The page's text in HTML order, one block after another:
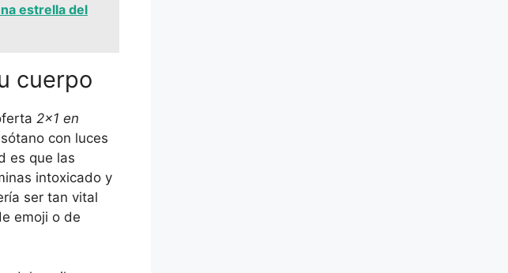
estrella del
cuerpo
2×1 en
con luces
es que las
intoxicado y
ser tan vital
emoji o de